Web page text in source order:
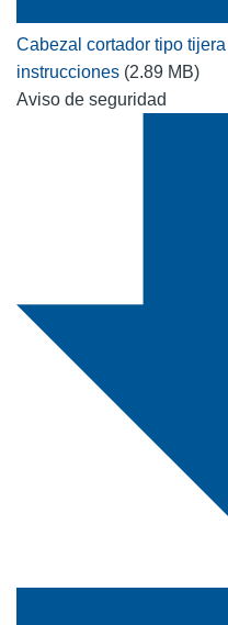
Cabezal cortador tipo
instrucciones (2.89 MB)
Aviso de seguridad